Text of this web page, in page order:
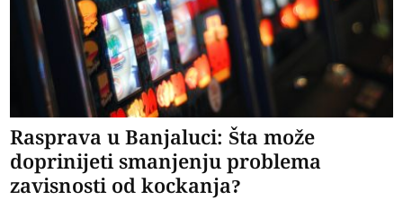
Rasprava u Banjaluci: Šta može
doprinijeti smanjenju problema
zavisnosti od kockanja?